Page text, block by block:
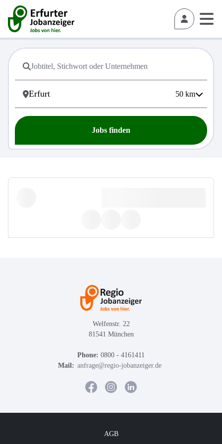
50 km
Jobs finden
Welfenstr. 22
81541 München
Phone: 0800 - 4161411
Mail: anfrage@regio-jobanzeiger.de
AGB